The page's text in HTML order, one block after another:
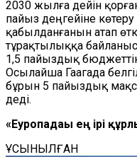
2030 жылға дейін
пайыз деңгейіне
қабылданғанын атап
тұрақтылыққа
1,5 пайыздық
Осылайша Гаагада
бұрын 5 пайыздық
деді.
«Еуропадағы ең ірі
ҰСЫНЫЛҒАН